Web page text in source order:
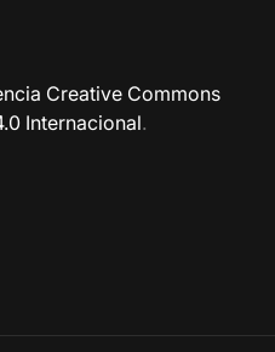
Creative Commons
Internacional.